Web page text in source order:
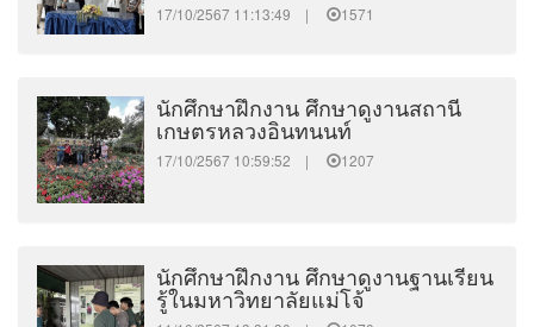
17/10/2567 11:13:49 | 1571
นักศึกษาฝึกงาน ศึกษาดูงานสถานี
เกษตรหลวงอินทนนท์
17/10/2567 10:59:52 | 1207
นักศึกษาฝึกงาน ศึกษาดูงานฐานเรียน
รู้ในมหาวิทยาลัยแม่โจ้